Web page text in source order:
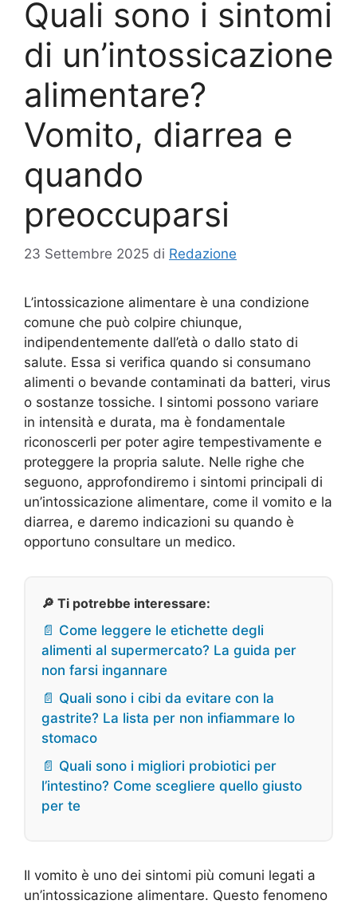
Quali sono i sintomi
di un’intossicazione
alimentare?
Vomito, diarrea e
quando
preoccuparsi
23 Settembre 2025 di Redazione
L’intossicazione alimentare è una condizione
comune che può colpire chiunque,
indipendentemente dall’età o dallo stato di
salute. Essa si verifica quando si consumano
alimenti o bevande contaminati da batteri, virus
o sostanze tossiche. I sintomi possono variare
in intensità e durata, ma è fondamentale
riconoscerli per poter agire tempestivamente e
proteggere la propria salute. Nelle righe che
seguono, approfondiremo i sintomi principali di
un’intossicazione alimentare, come il vomito e la
diarrea, e daremo indicazioni su quando è
opportuno consultare un medico.
🔎 Ti potrebbe interessare:
📄 Come leggere le etichette degli
alimenti al supermercato? La guida per
non farsi ingannare
📄 Quali sono i cibi da evitare con la
gastrite? La lista per non infiammare lo
stomaco
📄 Quali sono i migliori probiotici per
l’intestino? Come scegliere quello giusto
per te
Il vomito è uno dei sintomi più comuni legati a
un’intossicazione alimentare. Questo fenomeno